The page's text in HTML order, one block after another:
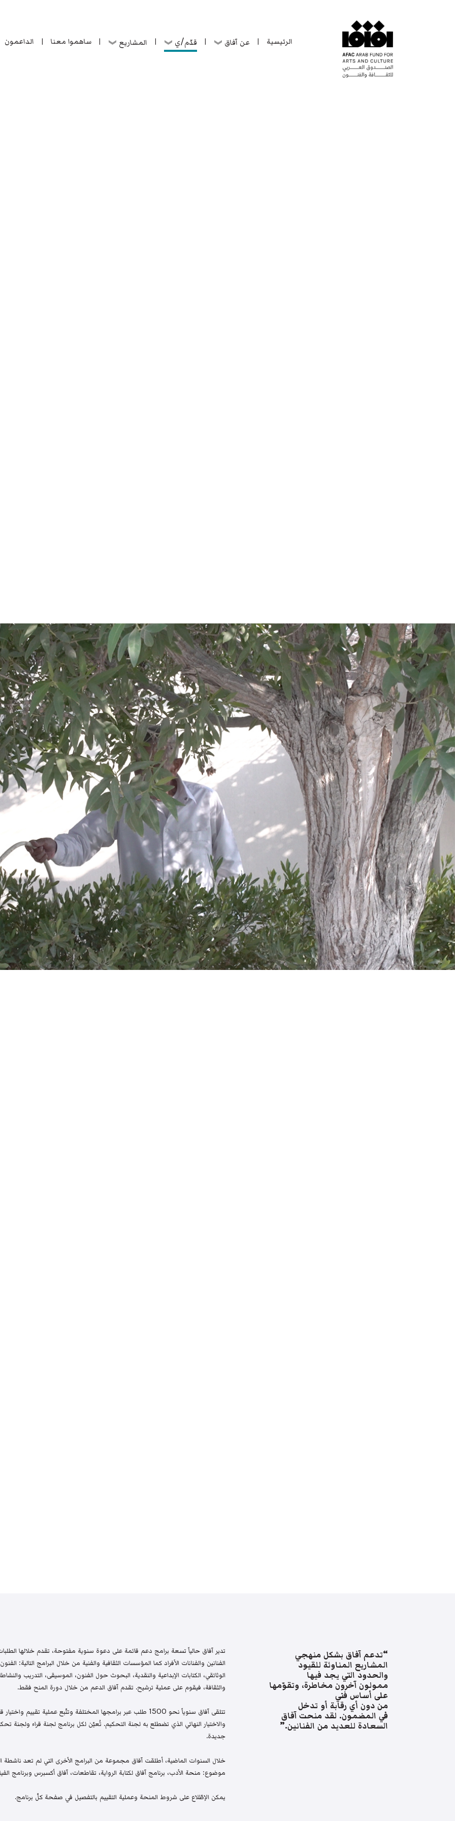
الرئيسية | عن آفاق | قدّم/ي | المشاريع | ساهموا معنا | الداعمون
“تدعم آفاق بشكل منهجي
المشاريع المناوئة للقيود
والحدود التي يجد فيها
ممولون آخرون مخاطرة، وتقوّمها
على أساس فني
من دون أي رقابة أو تدخل
في المضمون. لقد منحت آفاق
السعادة للعديد من الفنانين.”
تدير آفاق حالياً تسعة برامج دعم قائمة على دعوة سنوية مفتوحة، تقدم خلالها
الفنانين والفنانات الأفراد كما المؤسسات الثقافية والفنية من خلال البرامج التالية:
الوثائقي، الكتابات الإبداعية والنقدية، البحوث حول الفنون، الموسيقى، التدريب
والثقافة، فيقوم على عملية ترشيح. تقدم آفاق الدعم من خلال دورة المنح فقط.
تتلقى آفاق سنوياً نحو 1500 طلب عبر برامجها المختلفة وتتّبع عملية
والاختيار النهائي الذي تضطلع به لجنة التحكيم. تُعيّن لكل برنامج لجنة قراء
جديدة.
خلال السنوات الماضية، أطلقت آفاق مجموعة من البرامج الأخرى التي لم تعد ناشطة
موضوع: منحة الأدب، برنامج آفاق لكتابة الرواية، تقاطعات، آفاق أكسبرس وبرنامج
يمكن الإطّلاع على شروط المنحة وعملية التقييم بالتفصيل في صفحة كلّ برنامج.